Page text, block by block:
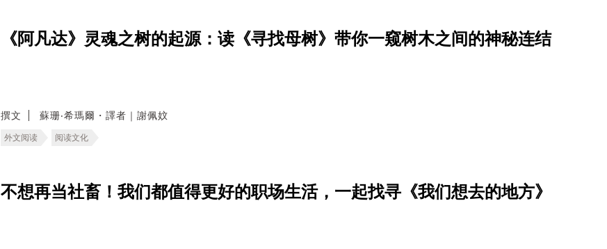
《阿凡达》灵魂之树的起源：读《寻找母树》带你一窥树木之间的神秘连结
撰文 蘇珊‧希瑪爾・譯者｜謝佩妏
外文阅读 阅读文化
不想再当社畜！我们都值得更好的职场生活，一起找寻《我们想去的地方》